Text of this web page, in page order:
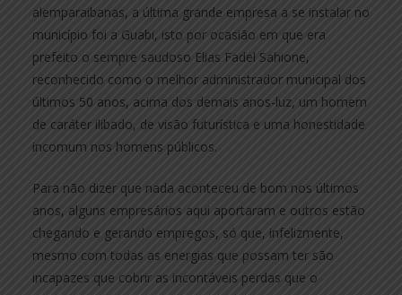
alemparaibanas, a última grande empresa a se instalar no
município foi a Guabi, isto por ocasião em que era
prefeito o sempre saudoso Elias Fadel Sahione,
reconhecido como o melhor administrador municipal dos
últimos 50 anos, acima dos demais anos-luz, um homem
de caráter ilibado, de visão futurística e uma honestidade
incomum nos homens públicos.
Para não dizer que nada aconteceu de bom nos últimos
anos, alguns empresários aqui aportaram e outros estão
chegando e gerando empregos, só que, infelizmente,
mesmo com todas as energias que possam ter são
incapazes que cobrir as incontáveis perdas que o